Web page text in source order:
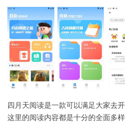
四月天阅读是一款可以满足大家去
这里的阅读内容都是十分的全面多